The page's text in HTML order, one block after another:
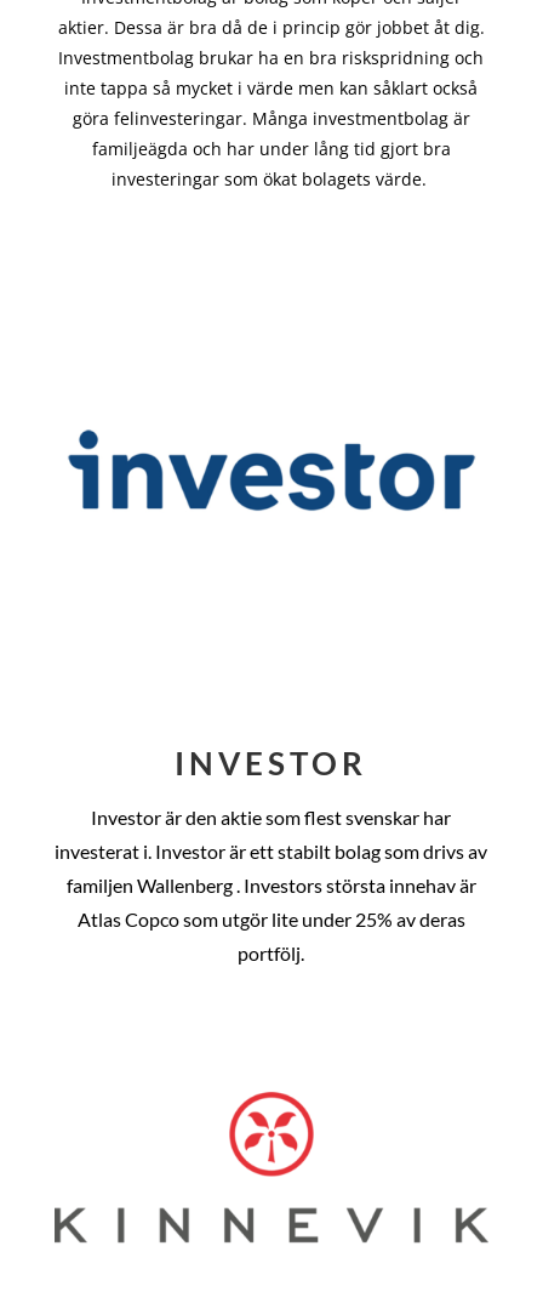
aktier. Dessa är bra då de i princip görjobbet åt dig.
Investmentbolag brukar ha en bra riskspridning och
inte tappa så mycket i värde men kan såklart också
göra felinvesteringar. Många investmentbolag är
familjeägda och har under lång tid gjort bra
investeringar som ökat bolagets värde.
INVESTOR
Investor är den aktie som flest svenskar har
investerat i. Investor är ett stabilt bolag som drivs av
familjen Wallenberg . Investors största innehav är
Atlas Copco som utgör lite under 25% av deras
portfölj.